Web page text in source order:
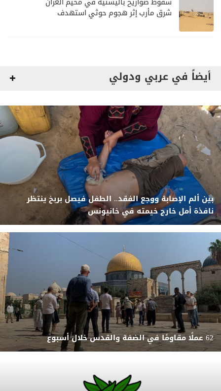
سقوط صواريخ باليستية في مخيم الغران
شرق مأرب إثر هجوم حوثي استهدف
أيضاً في عربي ودولي
بين ألم الإصابة ووجع الفقد.. الطفل فيصل بربخ ينتظر
نافذة أمل خارج خيمته في خانيونس
62 عملًا مقاومًا في الضفة والقدس خلال أسبوع